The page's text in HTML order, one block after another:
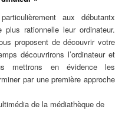
aux débutantx
plus rationnelle leur ordinateur.
proposent de découvrir votre
découvrirons l’ordinateur et
mettrons en évidence les
par une première approche
de la médiathèque de